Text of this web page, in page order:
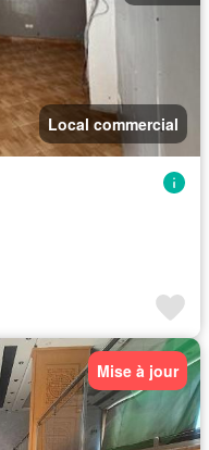
Local commercial
Mise à jour